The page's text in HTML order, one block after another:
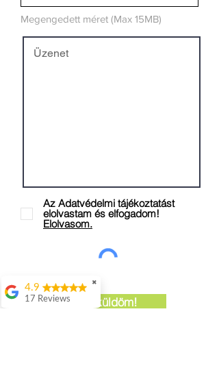
Megengedett méret (Max 15MB)
Az Adatvédelmi tájékoztatást
elolvastam és elfogadom!
Elolvasom.
Elküldöm!
✖
4.9
17 Reviews